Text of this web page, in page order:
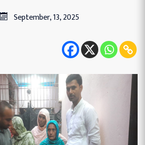
September, 13, 2025